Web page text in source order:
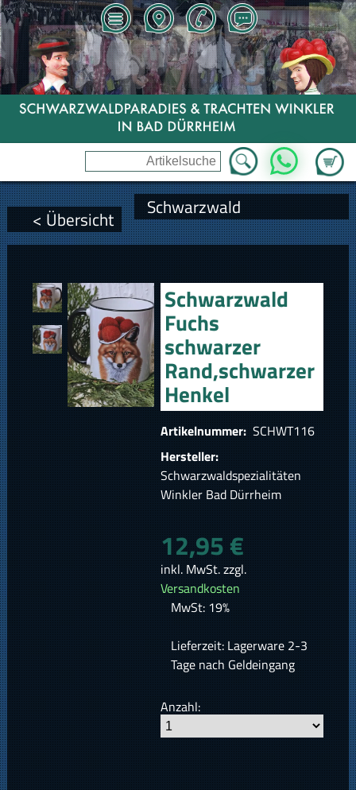
Zum
WhatsApp
< Übersicht Schwarzwald
Schwarzwald
Fuchs
schwarzer
Rand,schwarzer
Henkel
Artikelnummer: SCHWT116
Hersteller:
Schwarzwaldspezialitäten
Winkler Bad Dürrheim
12,95 €
inkl. MwSt. zzgl.
Versandkosten
MwSt: 19%
Lieferzeit: Lagerware 2-3
Tage nach Geldeingang
Anzahl: